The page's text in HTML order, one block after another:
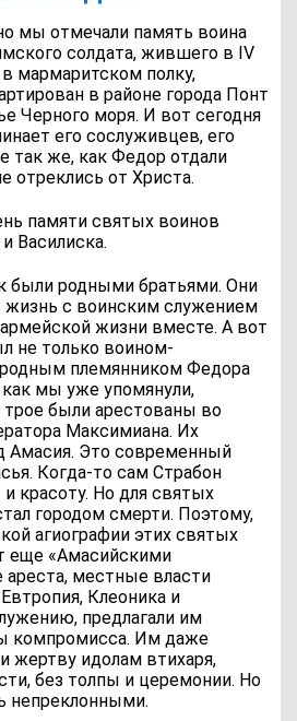
мы отмечали память воина
солдата, жившего в IV
мармаритском полку,
в районе города Понт
Черного моря. И вот сегодня
его сослуживцев, его
так же, как Федор отдали
отреклись от Христа.
памяти святых воинов
Василиска.
были родными братьями. Они
жизнь с воинским служением
жизни вместе. А вот
не только воином-
племянником Федора
как мы уже упомянули,
были арестованы во
Максимиана. Их
Амасия. Это современный
Когда-то сам Страбон
красоту. Но для святых
городом смерти. Поэтому,
агиографии этих святых
еще «Амасийскими
ареста, местные власти
Клеоника и
предлагали им
компромисса. Им даже
жертву идолам втихаря,
без толпы и церемонии. Но
непреклонными.